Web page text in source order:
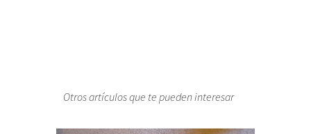
Otros artículos que te pueden interesar